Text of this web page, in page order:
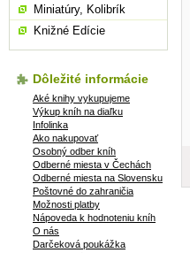
Miniatúry, Kolibrík
Knižné Edície
Dôležité informácie
Aké knihy vykupujeme
Výkup kníh na diaľku
Infolinka
Ako nakupovať
Osobný odber kníh
Odberné miesta v Čechách
Odberné miesta na Slovensku
Poštovné do zahraničia
Možnosti platby
Nápoveda k hodnoteniu kníh
O nás
Darčeková poukážka